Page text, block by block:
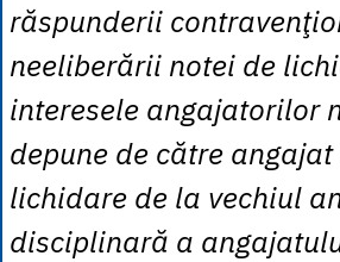
răspunderii
neeliberării notei de
interesele angajatorilor
depune de către
lichidare de la vechiul
disciplinară a